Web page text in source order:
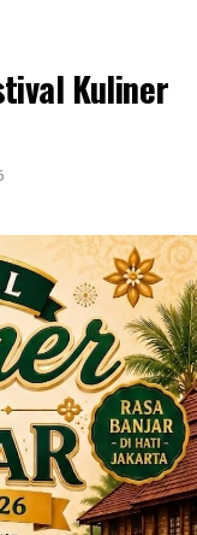
Kuliner